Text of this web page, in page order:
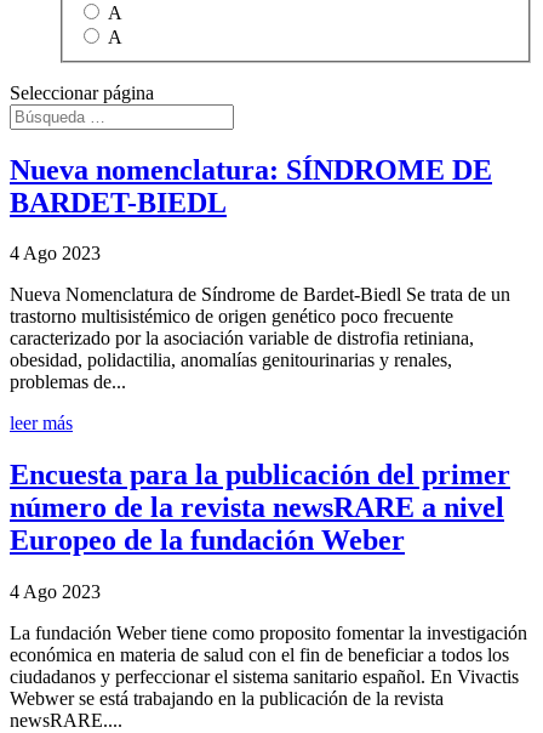
A
A
Seleccionar página
Nueva nomenclatura: SÍNDROME DE
BARDET-BIEDL
4 Ago 2023
Nueva Nomenclatura de Síndrome de Bardet-Biedl Se trata de un
trastorno multisistémico de origen genético poco frecuente
caracterizado por la asociación variable de distrofia retiniana,
obesidad, polidactilia, anomalías genitourinarias y renales,
problemas de...
leer más
Encuesta para la publicación del primer
número de la revista newsRARE a nivel
Europeo de la fundación Weber
4 Ago 2023
La fundación Weber tiene como proposito fomentar la investigación
económica en materia de salud con el fin de beneficiar a todos los
ciudadanos y perfeccionar el sistema sanitario español. En Vivactis
Webwer se está trabajando en la publicación de la revista
newsRARE....